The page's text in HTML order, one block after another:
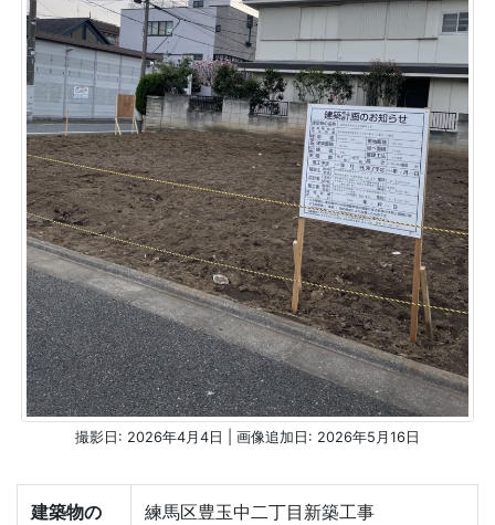
撮影日: 2026年4月4日 | 画像追加日: 2026年5月16日
建築物の
練馬区豊玉中二丁目新築工事